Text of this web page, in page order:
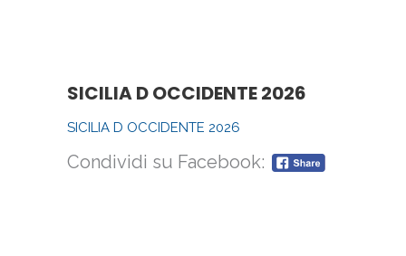
SICILIA D OCCIDENTE 2026
SICILIA D OCCIDENTE 2026
Condividi su Facebook: